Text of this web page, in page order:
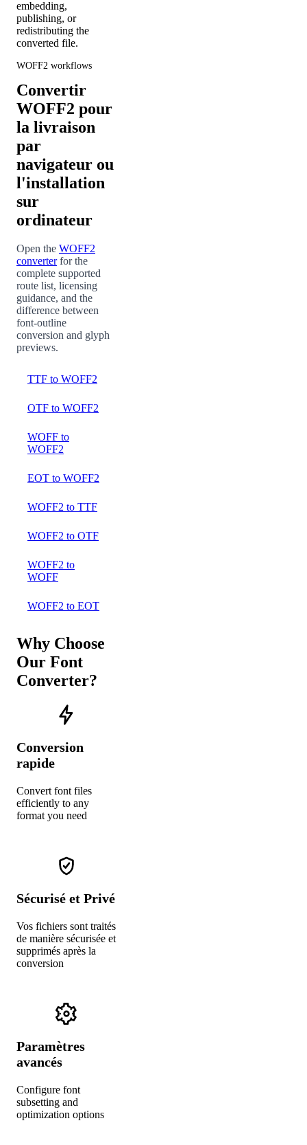
embedding,
publishing, or
redistributing the
converted file.
WOFF2 workflows
Convertir
WOFF2 pour
la livraison
par
navigateur ou
l'installation
sur
ordinateur
Open the WOFF2
converterfor the
complete supported
route list, licensing
guidance, and the
difference between
font-outline
conversion and glyph
previews.
TTF to WOFF2
OTF to WOFF2
WOFF to
WOFF2
EOT to WOFF2
WOFF2 to TTF
WOFF2 to OTF
WOFF2 to
WOFF
WOFF2 to EOT
Why Choose
Our Font
Converter?
Conversion
rapide
Convert font files
efficiently to any
format you need
Sécurisé et Privé
Vos fichiers sont traités
de manière sécurisée et
supprimés après la
conversion
Paramètres
avancés
Configure font
subsetting and
optimization options